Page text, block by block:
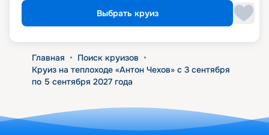
Выбрать круиз
Главная • Поиск круизов •
Круиз на теплоходе «Антон Чехов» с 3 сентября
по 5 сентября 2027 года